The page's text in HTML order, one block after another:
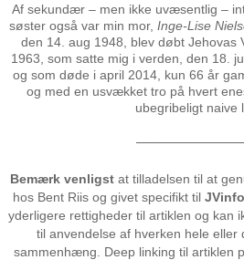
Af sekundær – men ikke uvæsentlig –
søster også var min mor, Inge-Lise
den 14. aug 1948, blev døbt Jehovas
1963, som satte mig i verden, den 18.
og som døde i april 2014, kun 66 år
og med en usvækket tro på hvert
ubegribeligt naive
Bemærk venligstat tilladelsen til at
hos Bent Riis og givet specifikt til JVinfo
yderligere rettigheder til artiklen og kan
til anvendelse af hverken hele eller
sammenhæng. Deep linking til artiklen